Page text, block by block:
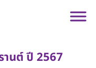
านต์ ปี 2567